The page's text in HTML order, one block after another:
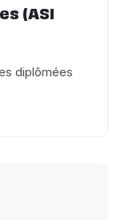
(ASI
diplômées